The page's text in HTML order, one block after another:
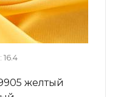
16.4
желтый